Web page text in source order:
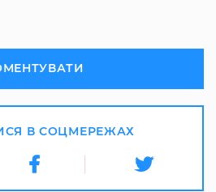
В СОЦМЕРЕЖАХ